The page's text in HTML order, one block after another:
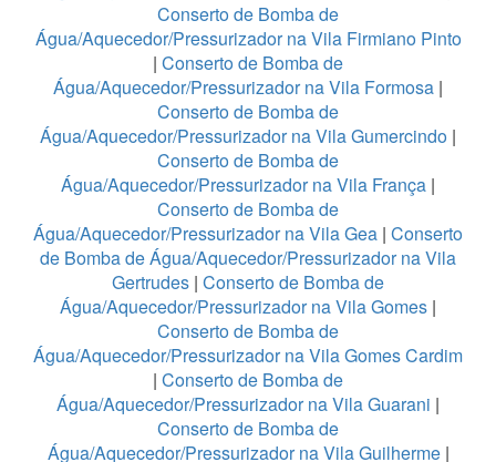
Conserto de Bomba de
Água/Aquecedor/Pressurizador na Vila Firmiano Pinto
| Conserto de Bomba de
Água/Aquecedor/Pressurizador na Vila Formosa |
Conserto de Bomba de
Água/Aquecedor/Pressurizador na Vila Gumercindo |
Conserto de Bomba de
Água/Aquecedor/Pressurizador na Vila França |
Conserto de Bomba de
Água/Aquecedor/Pressurizador na Vila Gea | Conserto
de Bomba de Água/Aquecedor/Pressurizador na Vila
Gertrudes | Conserto de Bomba de
Água/Aquecedor/Pressurizador na Vila Gomes |
Conserto de Bomba de
Água/Aquecedor/Pressurizador na Vila Gomes Cardim
| Conserto de Bomba de
Água/Aquecedor/Pressurizador na Vila Guarani |
Conserto de Bomba de
Água/Aquecedor/Pressurizador na Vila Guilherme|